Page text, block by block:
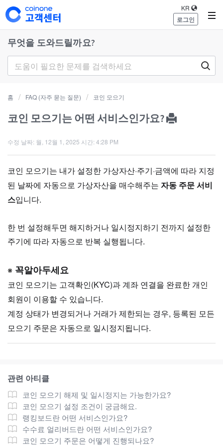
로그인
KR
무엇을 도와드릴까요?
홈 FAQ (자주 묻는 질문) 코인 모으기
코인 모으기는 어떤 서비스인가요?
수정 날짜: 월, 12월 1, 2025 시간: 4:28 PM
코인 모으기는 내가 설정한 가상자산·주기·금액에 따라 지정
된 날짜에 자동으로 가상자산을 매수해주는 자동 주문 서비
스입니다.
한 번 설정해두면 해지하거나 일시정지하기 전까지 설정한
주기에 따라 자동으로 반복 실행됩니다.
※ 꼭알아두세요
코인 모으기는 고객확인(KYC)과 계좌 연결을 완료한 개인
회원이 이용할 수 있습니다.
계정 상태가 변경되거나 거래가 제한되는 경우, 등록된 모든
모으기 주문은 자동으로 일시정지됩니다.
관련 아티클
코인 모으기 해제 및 일시정지는 가능한가요?
코인 모으기 설정 조건이 궁금해요.
랭킹보드란 어떤 서비스인가요?
수수료 얼리버드란 어떤 서비스인가요?
코인 모으기 주문은 어떻게 진행되나요?